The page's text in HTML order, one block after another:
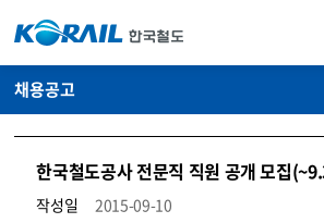
채용공고
한국철도공사 전문직 직원 공개 모집
작성일
2015-09-10